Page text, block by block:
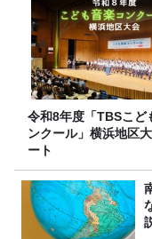
令和8年度「TBSこど
ンクール」横浜地区
ート